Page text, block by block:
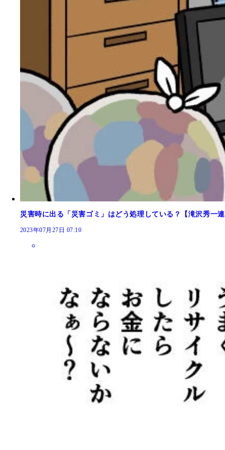
災害時に出る「災害ゴミ」はどう処理している？【滝沢秀一
2023年07月27日 07:10